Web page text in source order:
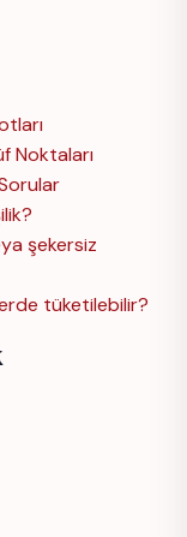
Noktaları
şekersiz
tüketilebilir?